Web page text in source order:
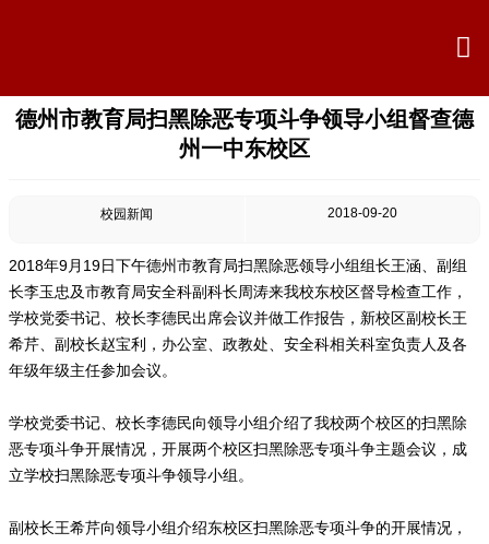

德州市教育局扫黑除恶专项斗争领导小组督查德
州一中东校区
校园新闻 2018-09-20
2018年9月19日下午德州市教育局扫黑除恶领导小组组长王涵、副组
长李玉忠及市教育局安全科副科长周涛来我校东校区督导检查工作，
学校党委书记、校长李德民出席会议并做工作报告，新校区副校长王
希芹、副校长赵宝利，办公室、政教处、安全科相关科室负责人及各
年级年级主任参加会议。
学校党委书记、校长李德民向领导小组介绍了我校两个校区的扫黑除
恶专项斗争开展情况，开展两个校区扫黑除恶专项斗争主题会议，成
立学校扫黑除恶专项斗争领导小组。
副校长王希芹向领导小组介绍东校区扫黑除恶专项斗争的开展情况，
 首页
 教学教研
 最新公告
 科学技术实验校